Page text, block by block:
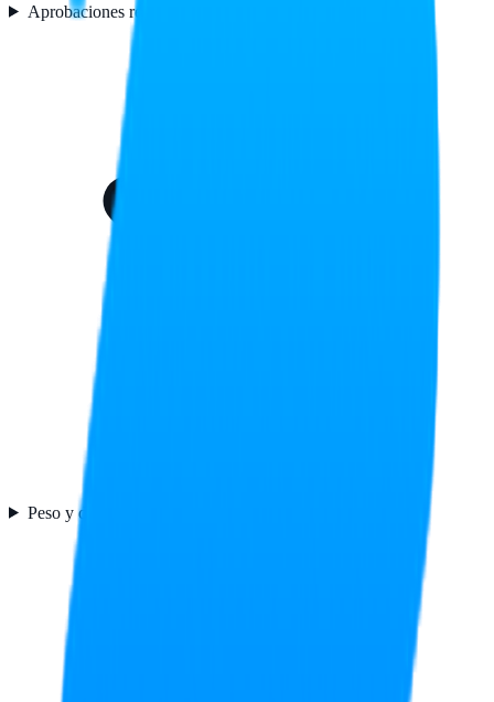
Aprobaciones reguladoras
Peso y dimensiones